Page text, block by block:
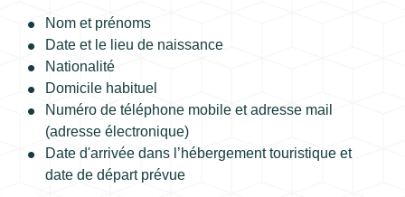
Nom et prénoms
Date et le lieu de naissance
Nationalité
Domicile habituel
Numéro de téléphone mobile et adresse mail
(adresse électronique)
Date d'arrivée dans l’hébergement touristique et
date de départ prévue